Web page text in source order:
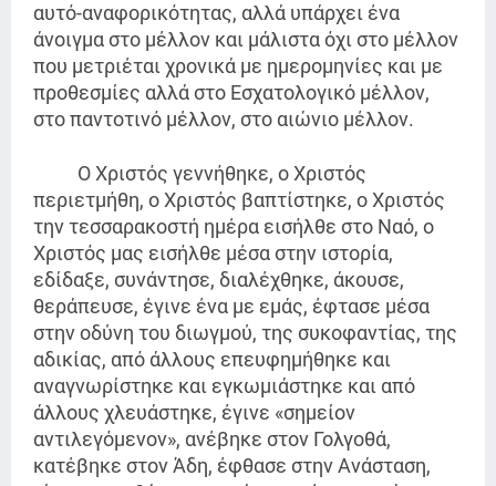
αυτό-αναφορικότητας, αλλά υπάρχει ένα
άνοιγμα στο μέλλον και μάλιστα όχι στο μέλλον
που μετριέται χρονικά με ημερομηνίες και με
προθεσμίες αλλά στο Εσχατολογικό μέλλον,
στο παντοτινό μέλλον, στο αιώνιο μέλλον.
Ο Χριστός γεννήθηκε, ο Χριστός
περιετμήθη, ο Χριστός βαπτίστηκε, ο Χριστός
την τεσσαρακοστή ημέρα εισήλθε στο Ναό, ο
Χριστός μας εισήλθε μέσα στην ιστορία,
εδίδαξε, συνάντησε, διαλέχθηκε, άκουσε,
θεράπευσε, έγινε ένα με εμάς, έφτασε μέσα
στην οδύνη του διωγμού, της συκοφαντίας, της
αδικίας, από άλλους επευφημήθηκε και
αναγνωρίστηκε και εγκωμιάστηκε και από
άλλους χλευάστηκε, έγινε «σημείον
αντιλεγόμενον», ανέβηκε στον Γολγοθά,
κατέβηκε στον Άδη, έφθασε στην Ανάσταση,